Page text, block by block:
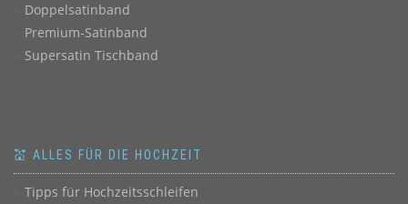
Doppelsatinband
Premium-Satinband
Supersatin Tischband
💒 ALLES FÜR DIE HOCHZEIT
Tipps für Hochzeitsschleifen